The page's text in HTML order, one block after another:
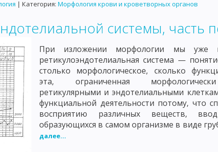
| Категория: Морфология крови и кроветворных органов
системы, часть
При изложении морфологии мы уже
ретикулоэндотелиальная система —
столько морфологическое, сколько
эта, ограниченная
ретикулярными и эндотелиальными
функциальной деятельности потому, что
восприятию различных веществ,
образующихся в самом организме в виде
далее...